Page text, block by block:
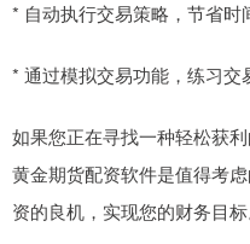
* 自动执行交易策略，节省时
* 通过模拟交易功能，练习交
如果您正在寻找一种轻松获
黄金期货配资软件是值得考
资的良机，实现您的财务目标